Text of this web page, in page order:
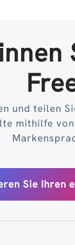
und teilen
mithilfe
Sie Ihren